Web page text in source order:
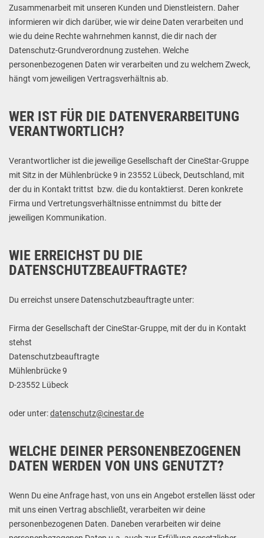
Zusammenarbeit mit unseren Kunden und Dienstleistern. Daher
informieren wir dich darüber, wie wir deine Daten verarbeiten und
wie du deine Rechte wahrnehmen kannst, die dir nach der
Datenschutz-Grundverordnung zustehen. Welche
personenbezogenen Daten wir verarbeiten und zu welchem Zweck,
hängt vom jeweiligen Vertragsverhältnis ab.
WER IST FÜR DIE DATENVERARBEITUNG
VERANTWORTLICH?
Verantwortlicher ist die jeweilige Gesellschaft der CineStar-Gruppe
mit Sitz in der Mühlenbrücke 9 in 23552 Lübeck, Deutschland, mit
der du in Kontakt trittst bzw. die du kontaktierst. Deren konkrete
Firma und Vertretungsverhältnisse entnimmst du bitte der
jeweiligen Kommunikation.
WIE ERREICHST DU DIE
DATENSCHUTZBEAUFTRAGTE?
Du erreichst unsere Datenschutzbeauftragte unter:
Firma der Gesellschaft der CineStar-Gruppe, mit der du in Kontakt
stehst
Datenschutzbeauftragte
Mühlenbrücke 9
D-23552 Lübeck
oder unter:datenschutz@cinestar.de
WELCHE DEINER PERSONENBEZOGENEN
DATEN WERDEN VON UNS GENUTZT?
Wenn Du eine Anfrage hast, von uns ein Angebot erstellen lässt oder
mit uns einen Vertrag abschließt, verarbeiten wir deine
personenbezogenen Daten. Daneben verarbeiten wir deine